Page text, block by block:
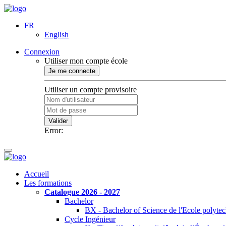
FR
English
Connexion
Utiliser mon compte école
Je me connecte
Utiliser un compte provisoire
Valider
Error:
Accueil
Les formations
Catalogue 2026 - 2027
Bachelor
BX - Bachelor of Science de l'Ecole
Cycle Ingénieur